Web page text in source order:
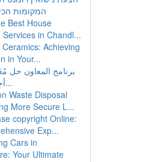
המקומות
Best House
Services in Chandl...
Achieving
in Your...
برنامج المعاون حل
أجل إدارة ا...
Waste Disposal
More Secure L...
copyright Online:
Exp...
Cars in
Your Ultimate